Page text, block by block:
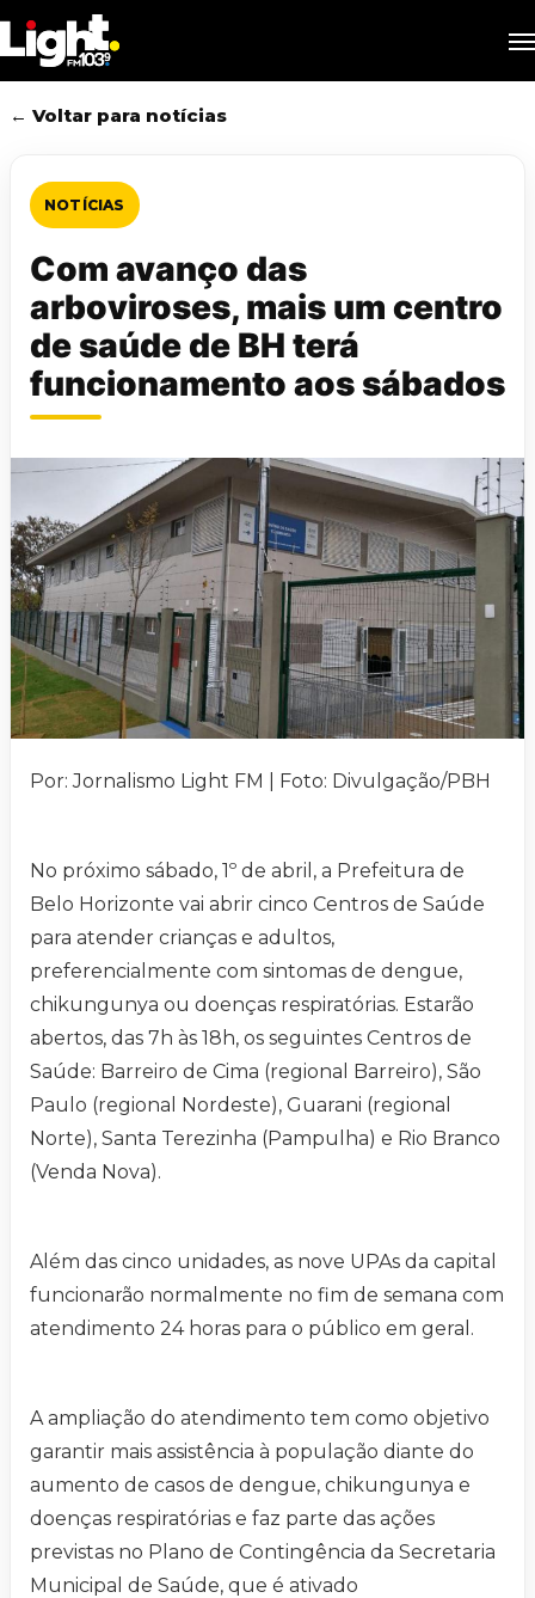
to
main
content
← Voltar para notícias
NOTÍCIAS
Com avanço das
arboviroses, mais um centro
de saúde de BH terá
funcionamento aos sábados
Por: Jornalismo Light FM | Foto: Divulgação/PBH
No próximo sábado, 1º de abril, a Prefeitura de
Belo Horizonte vai abrir cinco Centros de Saúde
para atender crianças e adultos,
preferencialmente com sintomas de dengue,
chikungunya ou doenças respiratórias. Estarão
abertos, das 7h às 18h, os seguintes Centros de
Saúde: Barreiro de Cima (regional Barreiro), São
Paulo (regional Nordeste), Guarani (regional
Norte), Santa Terezinha (Pampulha) e Rio Branco
(Venda Nova).
Além das cinco unidades, as nove UPAs da capital
funcionarão normalmente no fim de semana com
atendimento 24 horas para o público em geral.
A ampliação do atendimento tem como objetivo
garantir mais assistência à população diante do
aumento de casos de dengue, chikungunya e
doenças respiratórias e faz parte das ações
previstas no Plano de Contingência da Secretaria
Municipal de Saúde, que é ativado